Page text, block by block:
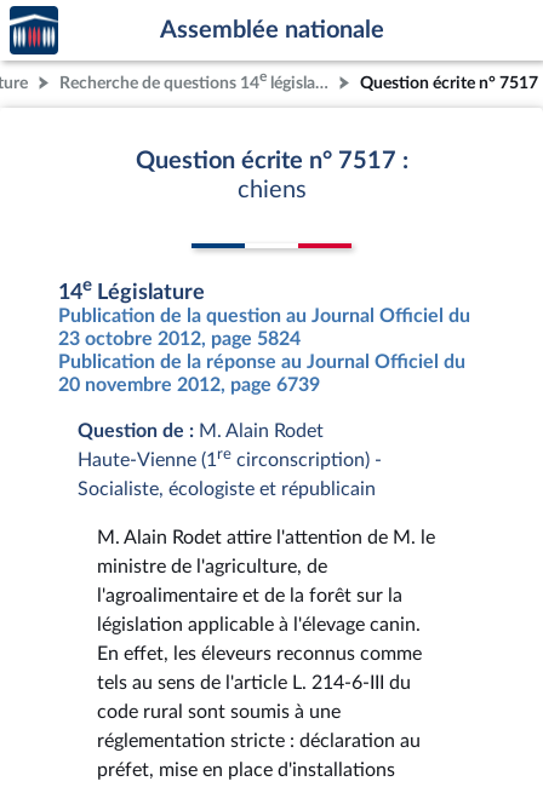
Aller au contenu
Aller en bas de la page
Accèder
à la
page
d'accueil
Assemblée nationale
Recherche de questions 14e législature Question écrite n° 7517
Question écrite n° 7517 :
chiens
14e Législature
Publication de la question au Journal Officiel du
23 octobre 2012, page 5824
Publication de la réponse au Journal Officiel du
20 novembre 2012, page 6739
Question de : M. Alain Rodet
Haute-Vienne (1 re circonscription) -
Socialiste, écologiste et républicain
M. Alain Rodet attire l'attention de M. le
ministre de l'agriculture, de
l'agroalimentaire et de la forêt sur la
législation applicable à l'élevage canin.
En effet, les éleveurs reconnus comme
tels au sens de l'article L. 214-6-III du
code rural sont soumis à une
réglementation stricte : déclaration au
préfet, mise en place d'installations